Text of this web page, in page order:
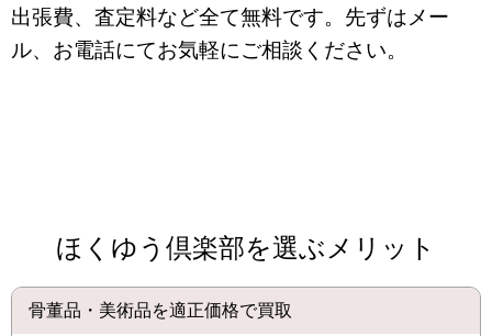
出張費、査定料など全て無料です。先ずはメー
ル、お電話にてお気軽にご相談ください。
ほくゆう倶楽部を選ぶメリット
骨董品・美術品を適正価格で買取